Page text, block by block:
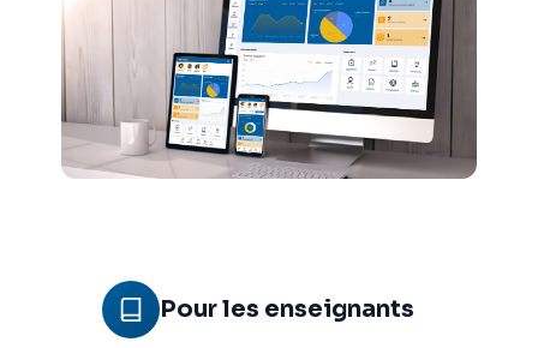
Pour les enseignants